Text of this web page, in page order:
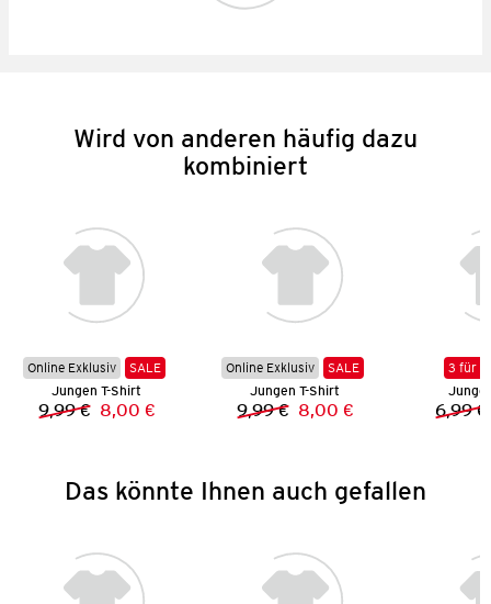
Wird von anderen häufig dazu
kombiniert
Online Exklusiv
SALE
Jungen T-Shirt
Vorheriger Preis:
9,99 € Neuer Preis:
8,00 €
Online Exklusiv
SALE
Jungen T-Shirt
Vorheriger Preis:
9,99 € Neuer Preis:
8,00 €
3 für 2
6,99 €
Das könnte Ihnen auch gefallen